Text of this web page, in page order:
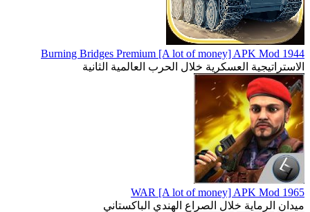
1944 Burning Bridges Premium [A lot of money] APK Mod
الاستراتيجية العسكرية خلال الحرب العالمية الثانية
1965 WAR [A lot of money] APK Mod
ميدان الرماية خلال الصراع الهندي الباكستاني